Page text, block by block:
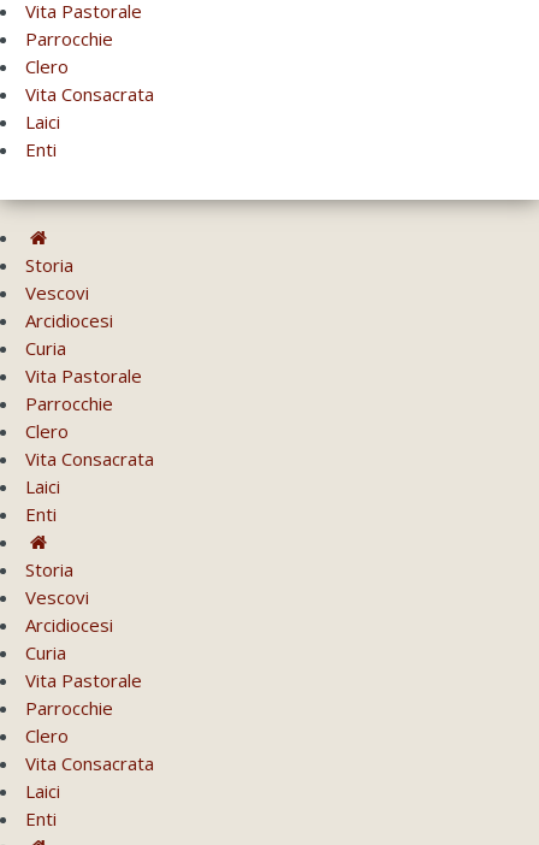
Vita Pastorale
Parrocchie
Clero
Vita Consacrata
Laici
Enti
Storia
Vescovi
Arcidiocesi
Curia
Vita Pastorale
Parrocchie
Clero
Vita Consacrata
Laici
Enti
Storia
Vescovi
Arcidiocesi
Curia
Vita Pastorale
Parrocchie
Clero
Vita Consacrata
Laici
Enti